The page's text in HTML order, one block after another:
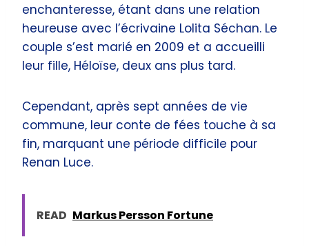
enchanteresse, étant dans une relation
heureuse avec l’écrivaine Lolita Séchan. Le
couple s’est marié en 2009 et a accueilli
leur fille, Héloïse, deux ans plus tard.
Cependant, après sept années de vie
commune, leur conte de fées touche à sa
fin, marquant une période difficile pour
Renan Luce.
READ Markus Persson Fortune